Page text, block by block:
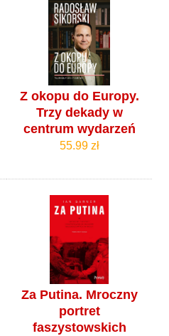
Z okopu do Europy.
Trzy dekady w
centrum wydarzeń
55.99 zł
Za Putina. Mroczny
portret
faszystowskich